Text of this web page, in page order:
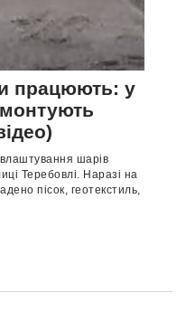
працюють: у
шарів
Теребовлі. Наразі на
пісок, геотекстиль,